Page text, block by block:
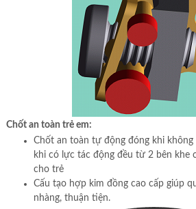
Chốt an toàn trẻ em:
Chốt an toàn tự động đóng khi
khi có lực tác động đều từ 2 bên khe
cho trẻ
Cấu tạo hợp kim đồng cao cấp giúp
nhàng, thuận tiện.